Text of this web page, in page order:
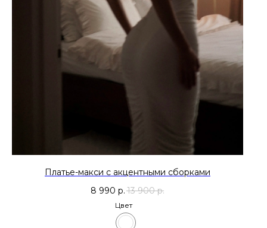
Платье-макси с акцентными сборками
8 990 р. 13 900 р.
Цвет